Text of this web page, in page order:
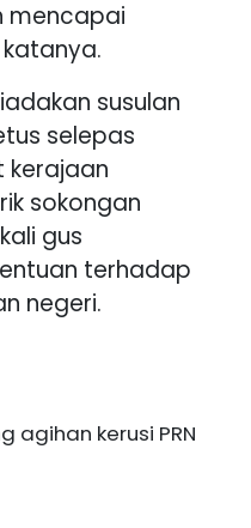
mencapai
susulan
selepas
kerajaan
sokongan
gus
terhadap
negeri.
agihan kerusi PRN